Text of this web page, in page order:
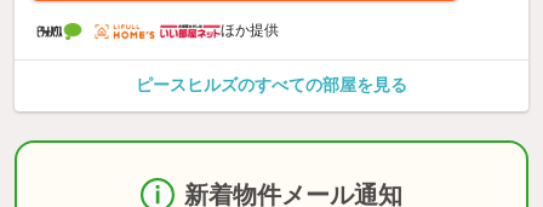
ほか提供
ピースヒルズのすべての部屋を見る
新着物件メール通知